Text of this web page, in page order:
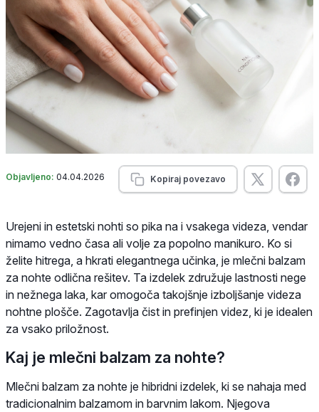
Objavljeno: 04.04.2026 Kopiraj povezavo
Urejeni in estetski nohti so pika na i vsakega videza, vendar
nimamo vedno časa ali volje za popolno manikuro. Ko si
želite hitrega, a hkrati elegantnega učinka, je mlečni balzam
za nohte odlična rešitev. Ta izdelek združuje lastnosti nege
in nežnega laka, kar omogoča takojšnje izboljšanje videza
nohtne plošče. Zagotavlja čist in prefinjen videz, ki je idealen
za vsako priložnost.
Kaj je mlečni balzam za nohte?
Mlečni balzam za nohte je hibridni izdelek, ki se nahaja med
tradicionalnim balzamom in barvnim lakom. Njegova